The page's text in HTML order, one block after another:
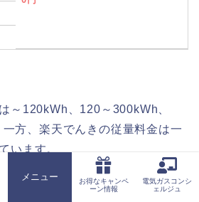
～120kWh、120～300kWh、
方、楽天でんきの従量料金は一
います。
が多い方にとっては非常にお得
メニュー
お得なキャンペ
ーン情報
電気ガスコンシ
ェルジュ